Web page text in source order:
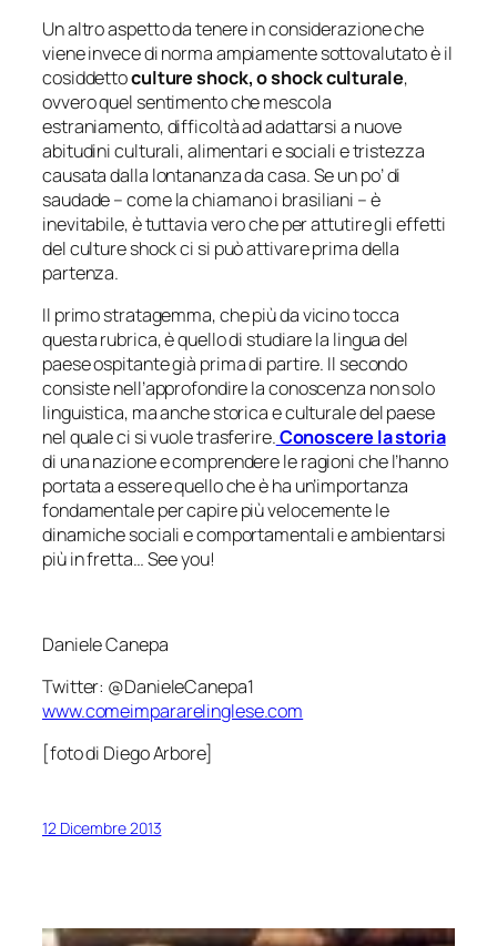
Un altro aspetto da tenere in considerazione che
viene invece di norma ampiamente sottovalutato è il
cosiddettoculture shock, o shock culturale,
ovvero quel sentimento che mescola
estraniamento, difficoltà ad adattarsi a nuove
abitudini culturali, alimentari e sociali e tristezza
causata dalla lontananza da casa. Se un po’ di
saudade– come la chiamano i brasiliani – è
inevitabile, è tuttavia vero che per attutire gli effetti
delculture shockci si può attivare prima della
partenza.
Il primo stratagemma, che più da vicino tocca
questa rubrica, è quello di studiare la lingua del
paese ospitante già prima di partire. Il secondo
consiste nell’approfondire la conoscenza non solo
linguistica, ma anche storica e culturale del paese
nel quale ci si vuole trasferire.Conoscere la storia
di una nazione e comprendere le ragioni che l’hanno
portata a essere quello che è ha un’importanza
fondamentale per capire più velocemente le
dinamiche sociali e comportamentali e ambientarsi
più in fretta…See you!
Daniele Canepa
Twitter: @DanieleCanepa1
www.comeimpararelinglese.com
[foto di Diego Arbore]
12 Dicembre 2013